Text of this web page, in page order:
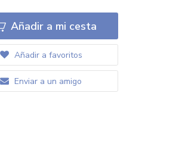
Añadir a mi cesta
Añadir a favoritos
Enviar a un amigo